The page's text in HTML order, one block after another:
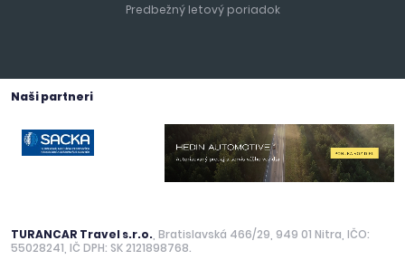
Predbežný letový poriadok
Naši partneri
TURANCAR Travel s.r.o. , Bratislavská 466/29, 949 01 Nitra, IČO:
55028241, IČ DPH: SK 2121898768.